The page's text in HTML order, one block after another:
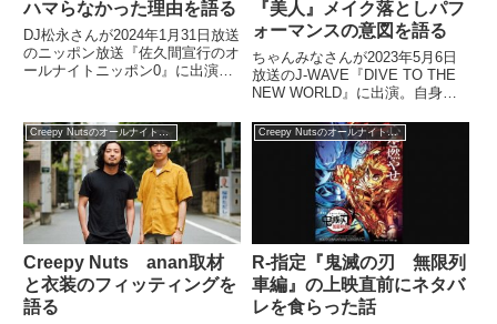
ハマらなかった理由を語る
DJ松永さんが2024年1月31日放送
のニッポン放送『佐久間宣行のオ
ールナイトニッポン0』に出演。
かったことをいろいろとやってみ
たと話し、サウナにトライしてみ
たものの、あまりハマらなかった
件を紹介していました。
『美人』メイク落としパフ
ォーマンスの意図を語る
ちゃんみなさんが2023年5月6日
放送のJ-WAVE『DIVE TO THE
NEW WORLD』に出演。自身の
の際のメイク落としパフォーマン
スの意図について、話していまし
Creepy Nutsのオールナイトニッポン0
Creepy Nuts anan取材
と衣装のフィッティングを
語る
Creepy Nutsのオールナイトニッポン0
R-指定『鬼滅の刃 無限列
車編』の上映直前にネタバ
レを食らった話